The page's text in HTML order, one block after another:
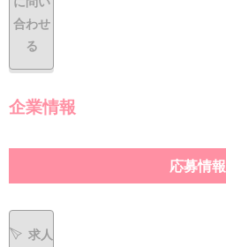
合わせ
る
企業情報
応募情報
求人